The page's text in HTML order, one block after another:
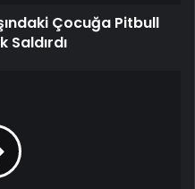
Çocuğa Pitbull
Saldırdı